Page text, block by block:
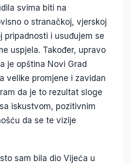
svima biti na
o stranačkoj, vjerskoj
pripadnosti i usuđujem se
uspjela. Također, upravo
je opština Novi Grad
velike promjene i zavidan
da je to rezultat sloge
iskustvom, pozitivnim
da se te vizije
sam bila dio Vijeća u